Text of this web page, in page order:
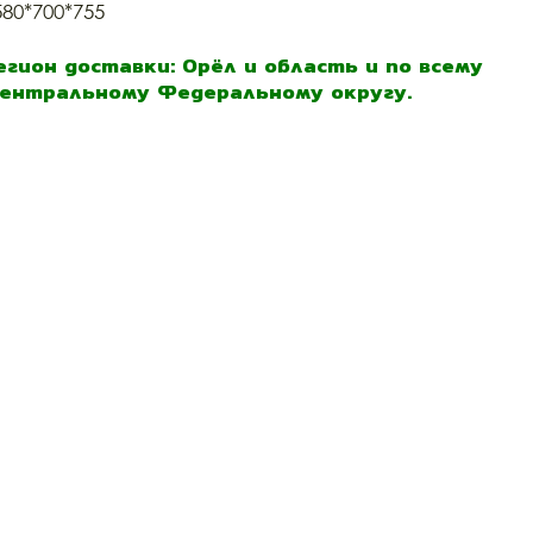
доставки: Орёл и область и по всему
Федеральному округу.